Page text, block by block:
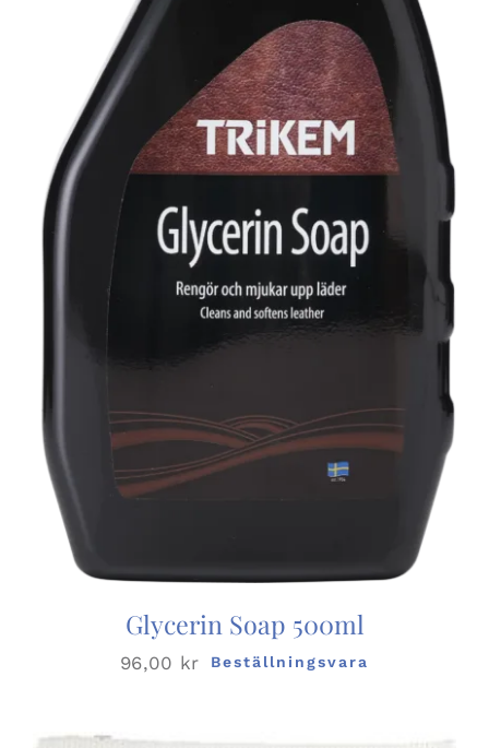
Glycerin Soap 500ml
96,00 kr Beställningsvara